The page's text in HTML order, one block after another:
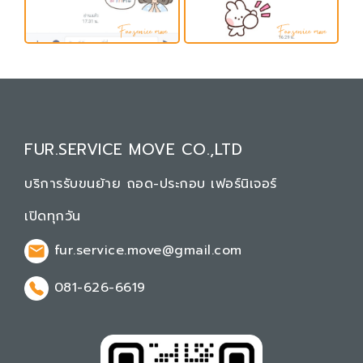
FUR.SERVICE MOVE CO.,LTD
บริการรับขนย้าย ถอด-ประกอบ เฟอร์นิเจอร์
เปิดทุกวัน
fur.service.move@gmail.com
081-626-6619